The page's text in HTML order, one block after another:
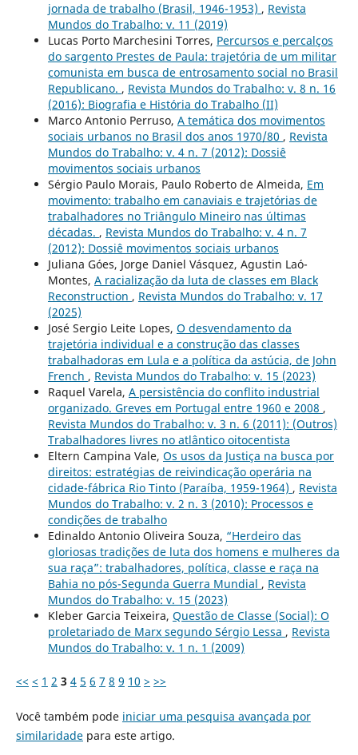
jornada de trabalho (Brasil, 1946-1953) , Revista
Mundos do Trabalho: v. 11 (2019)
Lucas Porto Marchesini Torres, Percursos e percalços
do sargento Prestes de Paula: trajetória de um militar
comunista em busca de entrosamento social no Brasil
Republicano. , Revista Mundos do Trabalho: v. 8 n. 16
(2016): Biografia e História do Trabalho (II)
Marco Antonio Perruso, A temática dos movimentos
sociais urbanos no Brasil dos anos 1970/80 , Revista
Mundos do Trabalho: v. 4 n. 7 (2012): Dossiê
movimentos sociais urbanos
Sérgio Paulo Morais, Paulo Roberto de Almeida, Em
movimento: trabalho em canaviais e trajetórias de
trabalhadores no Triângulo Mineiro nas últimas
décadas. , Revista Mundos do Trabalho: v. 4 n. 7
(2012): Dossiê movimentos sociais urbanos
Juliana Góes, Jorge Daniel Vásquez, Agustin Laó-
Montes, A racialização da luta de classes em Black
Reconstruction , Revista Mundos do Trabalho: v. 17
(2025)
José Sergio Leite Lopes, O desvendamento da
trajetória individual e a construção das classes
trabalhadoras em Lula e a política da astúcia, de John
French , Revista Mundos do Trabalho: v. 15 (2023)
Raquel Varela, A persistência do conflito industrial
organizado. Greves em Portugal entre 1960 e 2008 ,
Revista Mundos do Trabalho: v. 3 n. 6 (2011): (Outros)
Trabalhadores livres no atlântico oitocentista
Eltern Campina Vale, Os usos da Justiça na busca por
direitos: estratégias de reivindicação operária na
cidade-fábrica Rio Tinto (Paraíba, 1959-1964) , Revista
Mundos do Trabalho: v. 2 n. 3 (2010): Processos e
condições de trabalho
Edinaldo Antonio Oliveira Souza, “Herdeiro das
gloriosas tradições de luta dos homens e mulheres da
sua raça”: trabalhadores, política, classe e raça na
Bahia no pós-Segunda Guerra Mundial , Revista
Mundos do Trabalho: v. 15 (2023)
Kleber Garcia Teixeira, Questão de Classe (Social): O
proletariado de Marx segundo Sérgio Lessa , Revista
Mundos do Trabalho: v. 1 n. 1 (2009)
<< < 1 2 3 4 5 6 7 8 9 10 > >>
Você também pode iniciar uma pesquisa avançada por
similaridadepara este artigo.